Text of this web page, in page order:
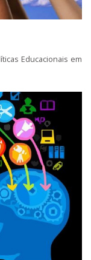
Educacionais em